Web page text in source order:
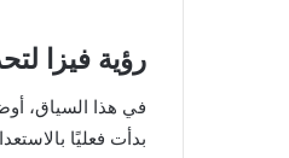
رؤية فيزا
في هذا السياق،